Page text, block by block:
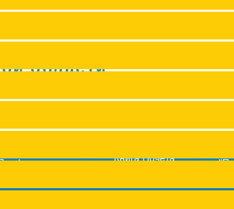
Сводные данные о
области
помог
Книга Почета